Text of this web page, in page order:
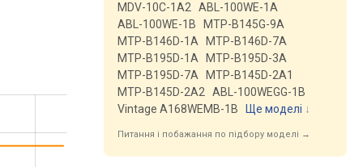
MDV-10C-1A2
ABL-100WE-1A
ABL-100WE-1B
MTP-B145G-9A
MTP-B146D-1A
MTP-B146D-7A
MTP-B195D-1A
MTP-B195D-3A
MTP-B195D-7A
MTP-B145D-2A1
MTP-B145D-2A2
ABL-100WEGG-1B
Vintage A168WEMB-1B
Ще моделі ↓
Питання і побажання по підбору моделі →